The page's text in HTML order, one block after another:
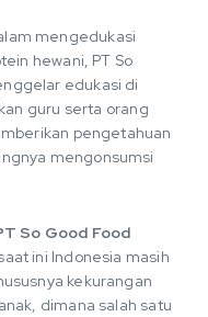
mengedukasi
hewani, PT So
edukasi di
guru serta orang
pengetahuan
mengonsumsi
So Good Food
ini Indonesia masih
kekurangan
dimana salah satu